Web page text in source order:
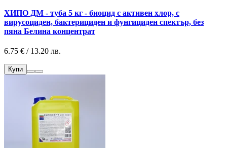
ХИПО ДМ - туба 5 кг - биоцид с активен хлор, с
вирусоциден, бактерициден и фунгициден спектър, без
пяна Белина концентрат
6.75 € / 13.20 лв.
Купи